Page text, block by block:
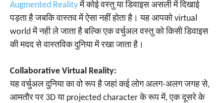
Augmented Realityमें कोई वस्तु या डिवाइस असली में दिखाई
पड़ता है जबकि वास्तव में ऐसा नहीं होता है। यह आपको virtual
world में नही ले जाता है बल्कि एक वर्चुअल वस्तु को किसी डिवाइस
की मदद से वास्तविक दुनिया में रखा जाता है।
Collaborative Virtual Reality:
यह वर्चुअल दुनिया का वो रूप है जहां कई लोग अलग-अलग जगह से,
आमतौर पर 3D या projected character के रूप में, एक दूसरे के